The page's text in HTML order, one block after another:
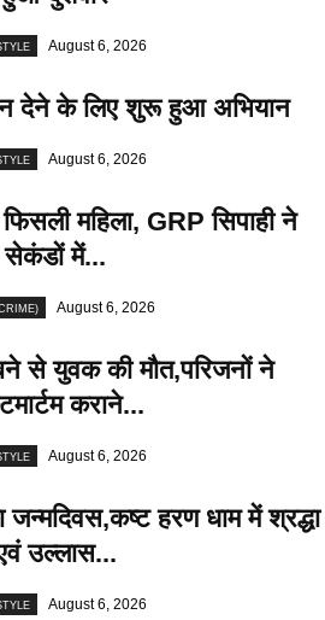
August 6, 2026
देने के लिए शुरू हुआ अभियान
August 6, 2026
महिला, GRP सिपाही ने
सेकंडों में...
August 6, 2026
से युवक की मौत,परिजनों ने
कराने...
August 6, 2026
हरण धाम में श्रद्धा
उल्लास...
August 6, 2026